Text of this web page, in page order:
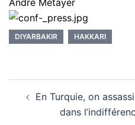
DIYARBAKIR HAKKARI
d’article
En Turquie, on
dans